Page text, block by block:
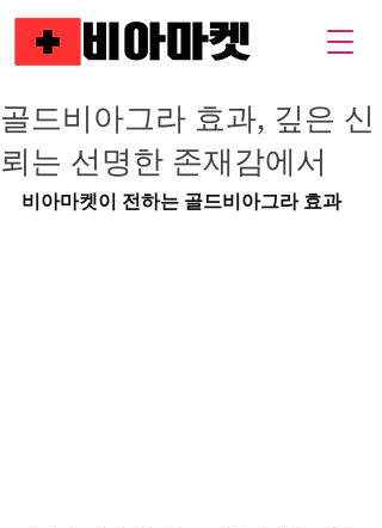
골드비아그라 효과, 깊은 신
뢰는 선명한 존재감에서
비아마켓이 전하는 골드비아그라 효과